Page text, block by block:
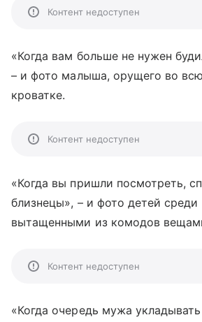
Контент недоступен
«Когда вам больше не нужен
– и фото малыша, орущего во всю
кроватке.
Контент недоступен
«Когда вы пришли посмотреть,
близнецы», – и фото детей среди
вытащенными из комодов
Контент недоступен
«Когда очередь мужа